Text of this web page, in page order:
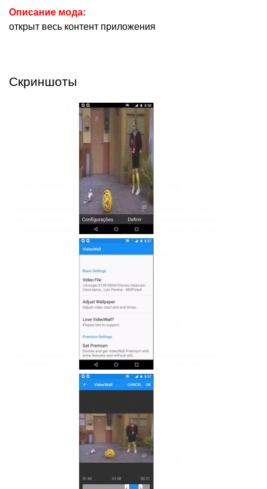
Описание мода:
открыт весь контент приложения
Скриншоты